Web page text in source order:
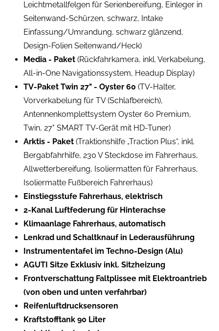
Leichtmetallfelgen für Serienbereifung, Einleger in
Seitenwand-Schürzen, schwarz, Intake
Einfassung/Umrandung, schwarz glänzend,
Design-Folien Seitenwand/Heck)
Media - Paket (Rückfahrkamera, inkl. Verkabelung,
All-in-One Navigationssystem, Headup Display)
TV-Paket Twin 27" - Oyster 60 (TV-Halter,
Vorverkabelung für TV (Schlafbereich),
Antennenkomplettsystem Oyster 60 Premium,
Twin, 27" SMART TV-Gerät mit HD-Tuner)
Arktis - Paket (Traktionshilfe „Traction Plus“, inkl.
Bergabfahrhilfe, 230 V Steckdose im Fahrerhaus,
Allwetterbereifung, Isoliermatten für Fahrerhaus,
Isoliermatte Fußbereich Fahrerhaus)
Einstiegsstufe Fahrerhaus, elektrisch
2-Kanal Luftfederung für Hinterachse
Klimaanlage Fahrerhaus, automatisch
Lenkrad und Schaltknauf in Lederausführung
Instrumententafel im Techno-Design (Alu)
AGUTI Sitze Exklusiv inkl. Sitzheizung
Frontverschattung Faltplissee mit Elektroantrieb
(von oben und unten verfahrbar)
Reifenluftdrucksensoren
Kraftstofftank 90 Liter